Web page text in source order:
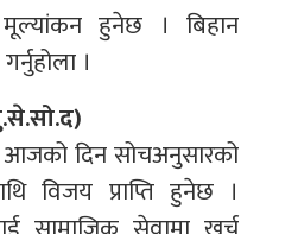
हुनेछ । बिहान
।
दिन सोचअनुसारको
विजय प्राप्ति हुनेछ ।